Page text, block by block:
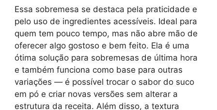
Essa sobremesa se destaca pela praticidade e
pelo uso de ingredientes acessíveis. Ideal para
quem tem pouco tempo, mas não abre mão de
oferecer algo gostoso e bem feito. Ela é uma
ótima solução para sobremesas de última hora
e também funciona como base para outras
variações — é possível trocar o sabor do suco
em pó e criar novas versões sem alterar a
estrutura da receita. Além disso, a textura